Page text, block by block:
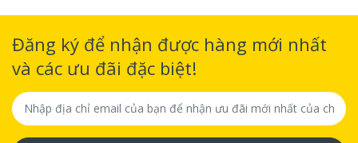
Đăng ký để nhận được hàng mới nhất
và các ưu đãi đặc biệt!